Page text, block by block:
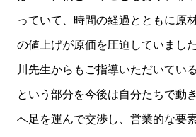
っていて、時間の経過とともに原
の値上げが原価を圧迫していまし
川先生からもご指導いただいてい
という部分を今後は自分たちで動
へ足を運んで交渉し、営業的な要